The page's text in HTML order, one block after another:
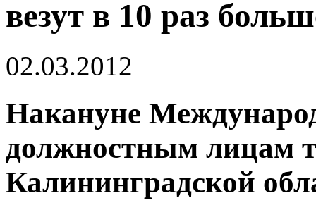
везут в 10 раз
02.03.2012
Накануне
должностным лицам
Калининградской